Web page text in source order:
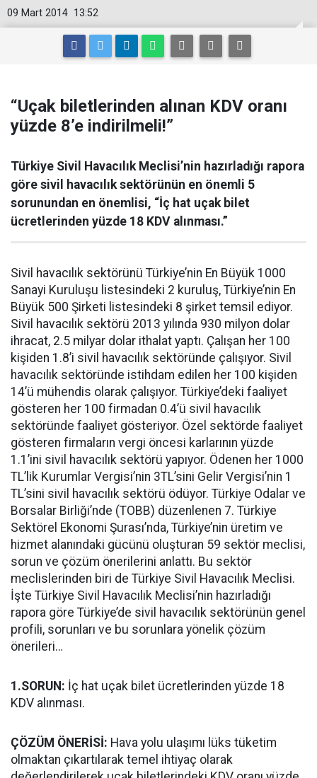
13:52
09 Mart 2014
“Uçak biletlerinden alınan KDV oranı
yüzde 8’e indirilmeli!”
Türkiye Sivil Havacılık Meclisi’nin hazırladığı rapora
göre sivil havacılık sektörünün en önemli 5
sorunundan en önemlisi, “İç hat uçak bilet
ücretlerinden yüzde 18 KDV alınması.”
Sivil havacılık sektörünü Türkiye’nin En Büyük 1000
Sanayi Kuruluşu listesindeki 2 kuruluş, Türkiye’nin En
Büyük 500 Şirketi listesindeki 8 şirket temsil ediyor.
Sivil havacılık sektörü 2013 yılında 930 milyon dolar
ihracat, 2.5 milyar dolar ithalat yaptı. Çalışan her 100
kişiden 1.8’i sivil havacılık sektöründe çalışıyor. Sivil
havacılık sektöründe istihdam edilen her 100 kişiden
14’ü mühendis olarak çalışıyor. Türkiye’deki faaliyet
gösteren her 100 firmadan 0.4’ü sivil havacılık
sektöründe faaliyet gösteriyor. Özel sektörde faaliyet
gösteren firmaların vergi öncesi karlarının yüzde
1.1’ini sivil havacılık sektörü yapıyor. Ödenen her 1000
TL’lik Kurumlar Vergisi’nin 3TL’sini Gelir Vergisi’nin 1
TL’sini sivil havacılık sektörü ödüyor. Türkiye Odalar ve
Borsalar Birliği’nde (TOBB) düzenlenen 7. Türkiye
Sektörel Ekonomi Şurası’nda, Türkiye’nin üretim ve
hizmet alanındaki gücünü oluşturan 59 sektör meclisi,
sorun ve çözüm önerilerini anlattı. Bu sektör
meclislerinden biri de Türkiye Sivil Havacılık Meclisi.
İşte Türkiye Sivil Havacılık Meclisi’nin hazırladığı
rapora göre Türkiye’de sivil havacılık sektörünün genel
profili, sorunları ve bu sorunlara yönelik çözüm
önerileri…
1.SORUN: İç hat uçak bilet ücretlerinden yüzde 18
KDV alınması.
ÇÖZÜM ÖNERİSİ: Hava yolu ulaşımı lüks tüketim
olmaktan çıkartılarak temel ihtiyaç olarak